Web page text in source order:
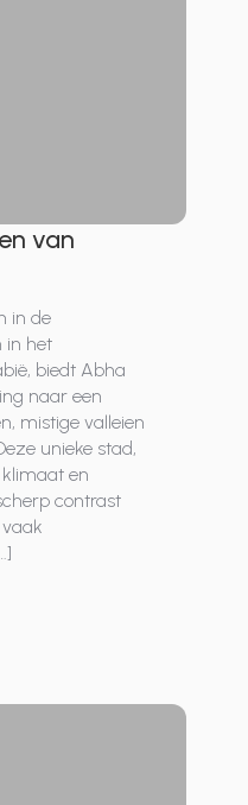
van
in de
in het
biedt Abha
naar een
mistige valleien
unieke stad,
en
contrast